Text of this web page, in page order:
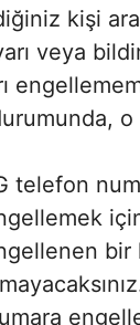
kişi
veya
telefon
bir